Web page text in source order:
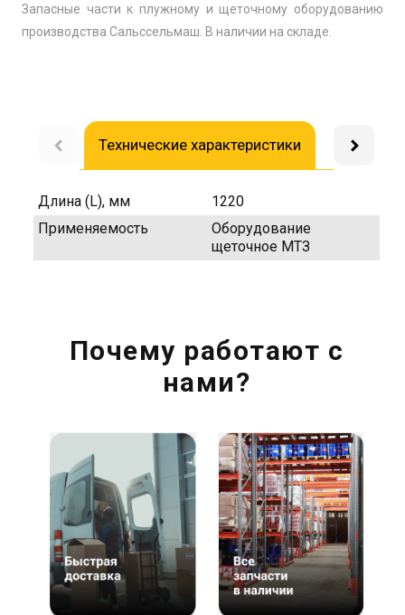
Запасные части к плужному и щеточному оборудованию
производства Сальссельмаш. В наличии на складе.
Технические характеристики
Длина (L), мм
1220
Применяемость
Оборудование
щеточное МТЗ
Почему работают с
нами?